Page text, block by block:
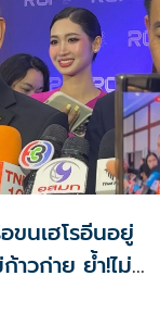
ขนเฮโรอีนอยู่
าวก่าย ย้ำ!ไม่